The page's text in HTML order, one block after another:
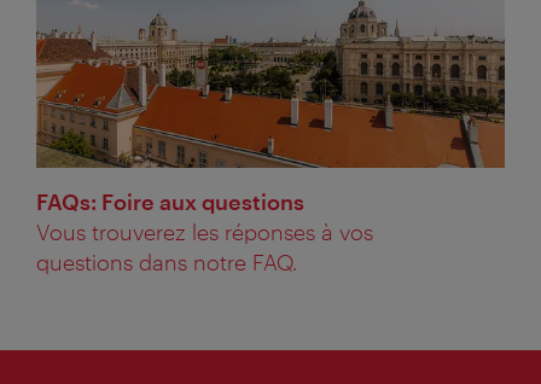
FAQs: Foire aux questions
Vous trouverez les réponses à vos
questions dans notre FAQ.